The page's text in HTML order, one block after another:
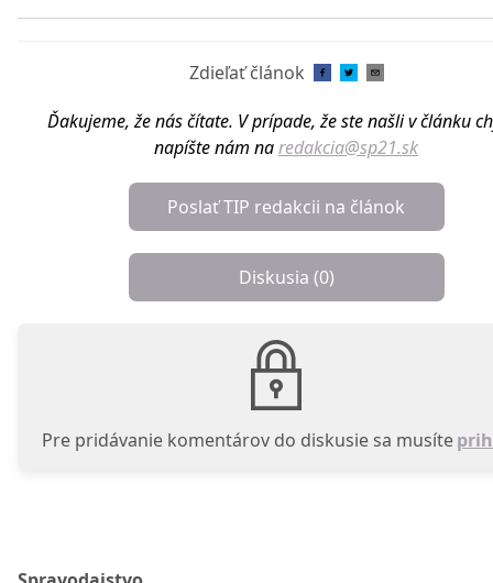
Zdieľať článok
Ďakujeme, že nás čítate. V prípade, že ste našli v článku
napíšte nám naredakcia@sp21.sk
Poslať TIP redakcii na článok
Diskusia (0)
Pre pridávanie komentárov do diskusie sa musíte